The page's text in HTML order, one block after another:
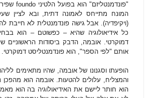
"פונדמנטליזם" הוא בפועל הלטיני foundo
המונח מתייחס לאמונה דתית, ובא לציין
(ויקיפדיה). אבל גישה פונדמנטלית לא חייבת
כל אידיאולוגיה שהיא – כפשוטם – הוא
דמוקרטי. אובמה, הדבק ביסודות
אותם "לפי הספר", הוא פונדמנטליסט דמוקרטי.
הופעתו וסגנונו של אובמה, שהיו מתאימים
והמצליח, עלולים להטעות. אובמה הוא מהפכן
הוא חותר ליישם את האידיאולוגיה בה הוא